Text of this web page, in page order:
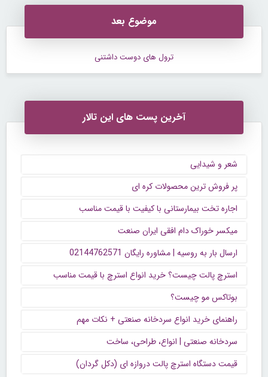
موضوع بعد
ترول های دوست داشتنی
آخرین پست های این تالار
شعر و شیدایی
پر فروش ترین محصولات کره ای
اجاره تخت بیمارستانی با کیفیت با قیمت مناسب
میکسر خوراک دام افقی ایران صنعت
ارسال بار به روسیه | مشاوره رایگان 02144762571
استرچ پالت چیست؟ خرید انواع استرچ با قیمت مناسب
بوتاکس مو چیست؟
راهنمای خرید انواع سردخانه صنعتی + نکات مهم
سردخانه صنعتی | انواع، طراحی، ساخت
قیمت دستگاه استرچ پالت دروازه ای (دکل گردان)